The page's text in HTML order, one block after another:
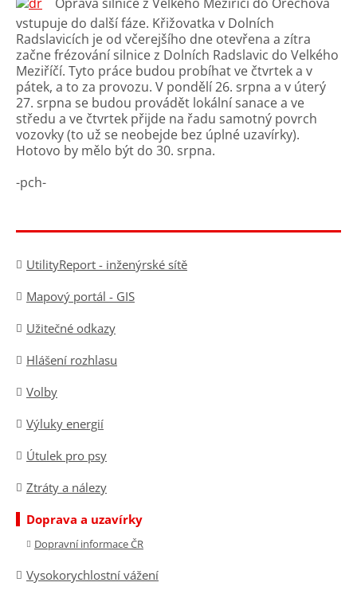
vstupuje do další fáze. Křižovatka v Dolních
Radslavicích je od včerejšího dne otevřena a zítra
začne frézování silnice z Dolních Radslavic do Velkého
Meziříčí. Tyto práce budou probíhat ve čtvrtek a v
pátek, a to za provozu. V pondělí 26. srpna a v úterý
27. srpna se budou provádět lokální sanace a ve
středu a ve čtvrtek přijde na řadu samotný povrch
vozovky (to už se neobejde bez úplné uzavírky).
Hotovo by mělo být do 30. srpna.
-pch-
UtilityReport - inženýrské sítě
Mapový portál - GIS
Užitečné odkazy
Hlášení rozhlasu
Volby
Výluky energií
Útulek pro psy
Ztráty a nálezy
Doprava a uzavírky
Dopravní informace ČR
Vysokorychlostní vážení